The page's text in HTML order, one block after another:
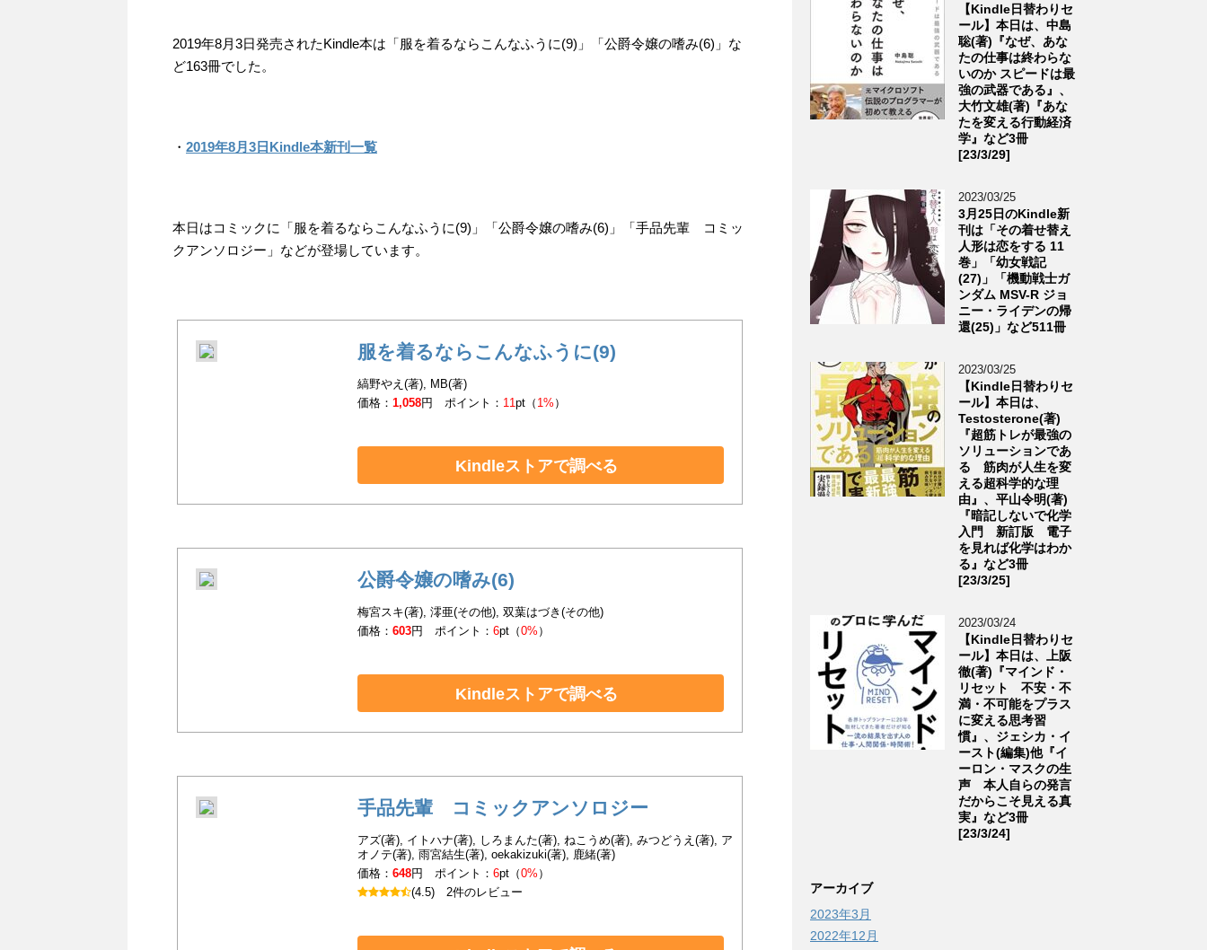
2019年8月3日発売されたKindle本は「服を着るならこんなふうに(9)」「公爵令嬢の嗜み(6)」な
ど163冊でした。
・ 2019年8月3日Kindle本新刊一覧
本日はコミックに「服を着るならこんなふうに(9)」「公爵令嬢の嗜み(6)」「手品先輩 コミッ
クアンソロジー」などが登場しています。
服を着るならこんなふうに(9)
縞野やえ(著), MB(著)
価格：1,058円 ポイント： 11pt（ 1% ）
Kindleストアで調べる
公爵令嬢の嗜み(6)
梅宮スキ(著), 澪亜(その他), 双葉はづき(その他)
価格：603円 ポイント：6pt（0% ）
Kindleストアで調べる
手品先輩 コミックアンソロジー
アズ(著), イトハナ(著), しろまんた(著), ねこうめ(著), みつどうえ(著), ア
オノテ(著), 雨宮結生(著), oekakizuki(著), 鹿緒(著)
価格：648円 ポイント：6pt（0% ）
(4.5)2件のレビュー
【Kindle日替わりセ
ール】本日は、中島
聡(著)『なぜ、あな
たの仕事は終わらな
いのか スピードは最
強の武器である』、
大竹文雄(著)『あな
たを変える行動経済
学』など3冊
[23/3/29]
2023/03/25
3月25日のKindle新
刊は「その着せ替え
人形は恋をする 11
巻」「幼女戦記
(27)」「機動戦士ガ
ンダム MSV-R ジョ
ニー・ライデンの帰
還(25)」など511冊
2023/03/25
【Kindle日替わりセ
ール】本日は、
Testosterone(著)
『超筋トレが最強の
ソリューションであ
る 筋肉が人生を変
える超科学的な理
由』、平山令明(著)
『暗記しないで化学
入門 新訂版 電子
を見れば化学はわか
る』など3冊
[23/3/25]
2023/03/24
【Kindle日替わりセ
ール】本日は、上阪
徹(著)『マインド・
リセット 不安・不
満・不可能をプラス
に変える思考習
慣』、ジェシカ・イ
ースト(編集)他『イ
ーロン・マスクの生
声 本人自らの発言
だからこそ見える真
実』など3冊
[23/3/24]
アーカイブ
2023年3月
2022年12月